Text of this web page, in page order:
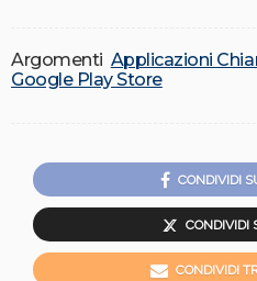
Argomenti Applicazioni
Google Play Store
CONDIVIDI
CONDIVIDI
CONDIVIDI